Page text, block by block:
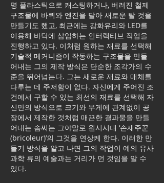
명 플라스틱으로 캐스팅하거나, 버려진 철제
구조물에 바퀴와 엔진을 달아 새로운 탈 것을
만들기도 했고, 최근에는 강화유리와 LED를
이용해 바닥에 삽입하는 인터랙티브 작업을
진행하고 있다. 이처럼 원하는 재료를 선택해
기술적 메커니즘이 작동하는 구조물을 만들
어내는 그의 제작 방식은 단순한 조각가의 수
준을 뛰어넘는다. 그는 새로운 재료와 매체를
다루는 데 주저함이 없다. 자신에게 주어진 조
건에서 구할 수 있는 최선의 재료를 선택해 자
신만의 방식으로 크기와 무게에 관계없이 공
장에서 제작한 것처럼 매끈한 결과물을 만들
어내는 솜씨는 그야말로 원시시대 ‘손재주꾼
(bricoleur)’의 그것을 연상케 한다. 이러한 만
들기 방식을 알고 나면 그의 작업이 예의 유사
과학 류의 예술과는 거리가 먼 것임을 알 수
있다.